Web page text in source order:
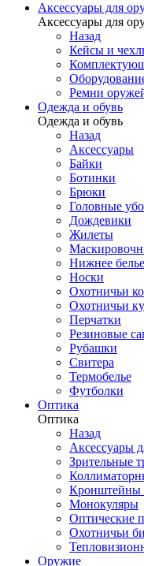
Аксессуары для
Аксессуары для
Назад
Кейсы и
Ремни
Одежда и обувь
Одежда и обувь
Назад
Аксессуары
Байки
Ботинки
Брюки
Головные
Дождевики
Жилеты
Нижнее белье
Носки
Охотничьи
Охотничьи
Перчатки
Резиновые
Рубашки
Свитера
Термобелье
Футболки
Оптика
Оптика
Назад
Аксессуары
Зрительные
Кронштейны
Монокуляры
Оптические
Охотничьи
Оружие